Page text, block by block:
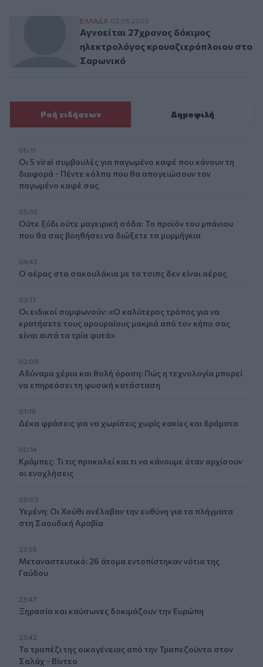
Αγνοείται 27χρονος δόκιμος
ΕΛΛAΔΑ 02.05.2020
Αγνοείται 27χρονος δόκιμος
ηλεκτρολόγος κρουαζιερόπλοιου στο
Σαρωνικό
Ροή ειδήσεων Δημοφιλή
06:11
Οι 5 viral συμβουλές για παγωμένο καφέ που κάνουν τη
διαφορά - Πέντε κόλπα που θα απογειώσουν τον
παγωμένο καφέ σας
05:05
Ούτε ξύδι ούτε μαγειρική σόδα: Το προϊόν του μπάνιου
που θα σας βοηθήσει να διώξετε τα μυρμήγκια
04:43
Ο αέρας στα σακουλάκια με τα τσιπς δεν είναι αέρας
03:17
Οι ειδικοί συμφωνούν: «Ο καλύτερος τρόπος για να
κρατήσετε τους αρουραίους μακριά από τον κήπο σας
είναι αυτά τα τρία φυτά»
02:09
Αδύναμα χέρια και θολή όραση: Πώς η τεχνολογία μπορεί
να επηρεάσει τη φυσική κατάσταση
01:19
Δέκα φράσεις για να χωρίσεις χωρίς κακίες και δράματα
00:14
Κράμπες: Τι τις προκαλεί και τι να κάνουμε όταν αρχίσουν
οι ενοχλήσεις
00:03
Υεμένη: Οι Χούθι ανέλαβαν την ευθύνη για τα πλήγματα
στη Σαουδική Αραβία
23:55
Μεταναστευτικό: 26 άτομα εντοπίστηκαν νότια της
Γαύδου
23:47
Ξηρασία και καύσωνες δοκιμάζουν την Ευρώπη
23:42
Το τραπέζι της οικογένειας από την Τραπεζούντα στον
Σαλάχ - Βίντεο